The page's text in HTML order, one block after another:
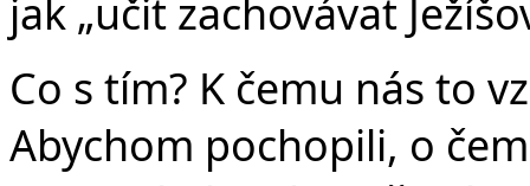
jak „učit zachovávat
Co s tím? K čemu nás to
Abychom pochopili, o